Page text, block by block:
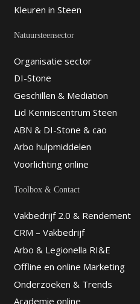
Kleuren in Steen
Natuursteensector
Organisatie sector
DI-Stone
Geschillen & Mediation
Lid Kenniscentrum Steen
ABN & DI-Stone & cao
Arbo hulpmiddelen
Voorlichting online
Toolbox & Contact
Vakbedrijf 2.0 & Rendement
CRM – Vakbedrijf
Arbo & Legionella RI&E
Offline en online Marketing
Onderzoeken & Trends
Academie online